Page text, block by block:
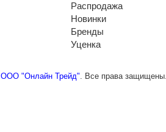
Распродажа
Новинки
Бренды
Уценка
ООО "Онлайн Трейд". Все права